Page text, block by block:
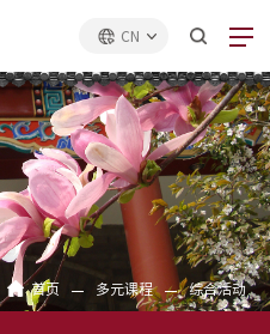
CN
首页 多元课程 综合活动